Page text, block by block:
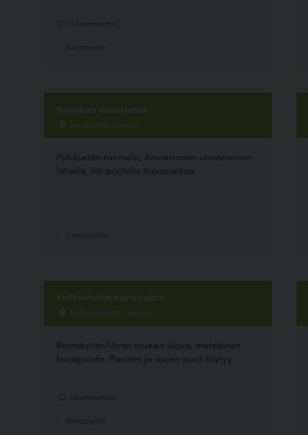
Noljakan uimaranta
Aavaranta, Joensuu
Pyhäselän rannalla, Aavarannan uimarannan
lähellä, itä-puolella Aavarantaa.
Koillisväylän koirapuisto
Koillisväylä 101, Joensuu
Rantakylän/Utran alueen tilava, metsäinen
koirapuisto. Pienten ja isojen puoli löytyy.